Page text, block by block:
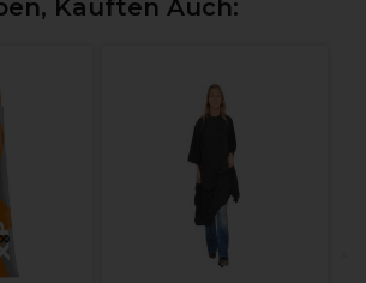
Kauften Auch: